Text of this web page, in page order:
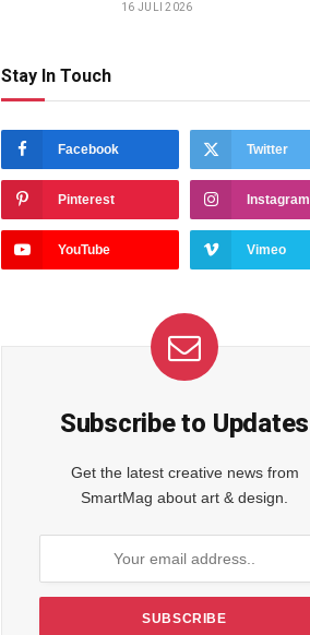
16 JULI 2026
Stay In Touch
Facebook Twitter
Pinterest Instagram
YouTube Vimeo
Subscribe to Updates
Get the latest creative news from
SmartMag about art & design.